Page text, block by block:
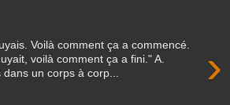
›
Voilà comment ça a commencé.
voilà comment ça a fini." A.
dans un corps à corp...